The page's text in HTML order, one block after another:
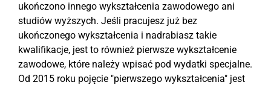
ukończono innego wykształcenia zawodowego ani
studiów wyższych. Jeśli pracujesz już bez
ukończonego wykształcenia i nadrabiasz takie
kwalifikacje, jest to również pierwsze wykształcenie
zawodowe, które należy wpisać pod wydatki specjalne.
Od 2015 roku pojęcie "pierwszego wykształcenia" jest